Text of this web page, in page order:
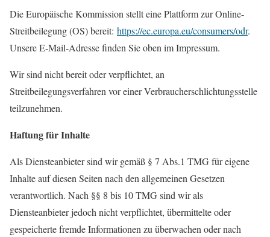
Die Europäische Kommission stellt eine Plattform zur Online-
Streitbeilegung (OS) bereit: https://ec.europa.eu/consumers/odr.
Unsere E-Mail-Adresse finden Sie oben im Impressum.
Wir sind nicht bereit oder verpflichtet, an
Streitbeilegungsverfahren vor einer Verbraucherschlichtungsstelle
teilzunehmen.
Haftung für Inhalte
Als Diensteanbieter sind wir gemäß § 7 Abs.1 TMG für eigene
Inhalte auf diesen Seiten nach den allgemeinen Gesetzen
verantwortlich. Nach §§ 8 bis 10 TMG sind wir als
Diensteanbieter jedoch nicht verpflichtet, übermittelte oder
gespeicherte fremde Informationen zu überwachen oder nach